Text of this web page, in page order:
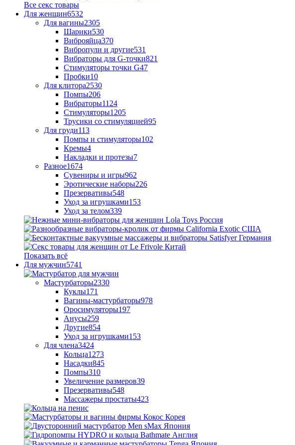
Все секс товары
Для женщин6532
Для вагины2305
Шарики530
Виброяйца370
Вибропули и другие531
Вибраторы для G-точки821
Стимуляторы точки G47
Пробки10
Для клитора2530
Помпы206
Вибраторы1124
Стимуляторы1205
Трусики со стимуляцией95
Для груди113
Помпы и стимуляторы102
Кремы4
Накладки и протезы7
Разное1674
Сувениры и игры962
Эротические наборы226
Презервативы548
Уход за игрушками153
Уход за телом339
Показать всё
Для мужчин5741
Мастурбаторы2330
Куклы171
Вагины-мастурбаторы978
Оросимуляторы197
Анусы259
Другие854
Уход за игрушками153
Для члена3424
Кольца1273
Насадки845
Помпы310
Увеличение размеров39
Презервативы548
Массажеры простаты423